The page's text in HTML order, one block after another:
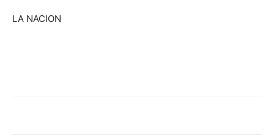
LA NACION